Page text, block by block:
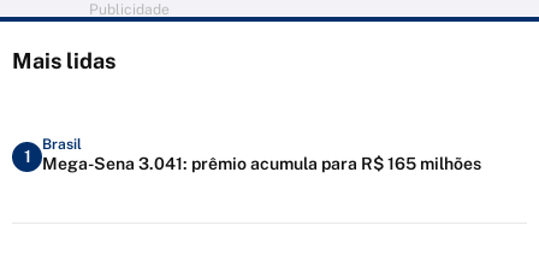
Publicidade
Mais lidas
1
Brasil
Mega-Sena 3.041: prêmio acumula para R$ 165 milhões